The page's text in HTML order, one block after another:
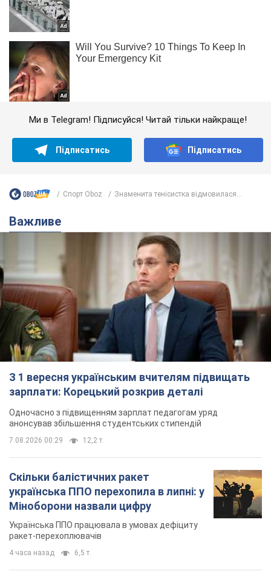
Ми в Telegram! Підписуйся! Читай тільки найкраще!
Підписатись Підписатись
Спорт Oboz Знаменита тенісистка відмовилася...
Важливе
З 1 вересня українським вчителям підвищать
зарплати: Корецький розкрив деталі
Одночасно з підвищенням зарплат педагогам уряд
анонсував збільшення студентських стипендій
7.08.2026 00:29 12,2 т.
Скільки балістичних ракет
українська ППО перехопила в липні: у
Міноборони назвали цифру
Українська ППО працювала в умовах дефіциту
ракет-перехоплювачів
4 часа назад 6,5 т.